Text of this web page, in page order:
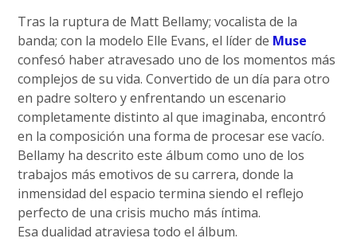
Tras la ruptura de Matt Bellamy; vocalista de la
banda; con la modelo Elle Evans, el líder de Muse
confesó haber atravesado uno de los momentos más
complejos de su vida. Convertido de un día para otro
en padre soltero y enfrentando un escenario
completamente distinto al que imaginaba, encontró
en la composición una forma de procesar ese vacío.
Bellamy ha descrito este álbum como uno de los
trabajos más emotivos de su carrera, donde la
inmensidad del espacio termina siendo el reflejo
perfecto de una crisis mucho más íntima.
Esa dualidad atraviesa todo el álbum.